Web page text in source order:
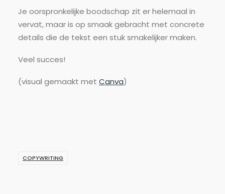
Je oorspronkelijke boodschap zit er helemaal in
vervat, maar is op smaak gebracht met concrete
details die de tekst een stuk smakelijker maken.
Veel succes!
(visual gemaakt met Canva)
COPYWRITING